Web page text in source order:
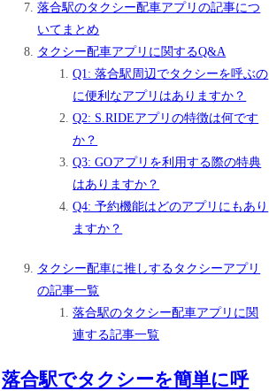
落合駅のタクシー配車アプリの記事につ
いてまとめ
タクシー配車アプリに関するQ&A
Q1: 落合駅周辺でタクシーを呼ぶの
に便利なアプリはありますか？
Q2: S.RIDEアプリの特徴は何です
か？
Q3: GOアプリを利用する際の特典
はありますか？
Q4: 予約機能はどのアプリにもあり
ますか？
タクシー配車に推しするタクシーアプリ
の記事一覧
落合駅のタクシー配車アプリに関
連する記事一覧
落合駅でタクシーを簡単に呼